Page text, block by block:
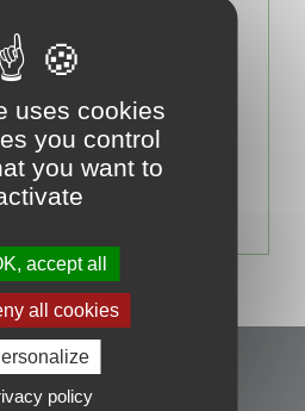
TECHNIQUES
ET MOYENS
URBAIN DURABL
uses cookies
you control
you want to
accept all
all cookies
policy